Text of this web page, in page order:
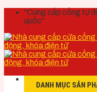
Skip
"Cung cấp cổng tự
quốc"
DANH MỤC SẢN